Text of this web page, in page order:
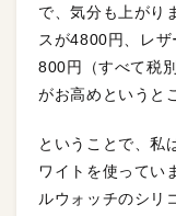
で、気分も上がり
スが4800円、レ
800円（すべて税
がお高めというと
ということで、私
ワイトを使ってい
ルウォッチのシリ